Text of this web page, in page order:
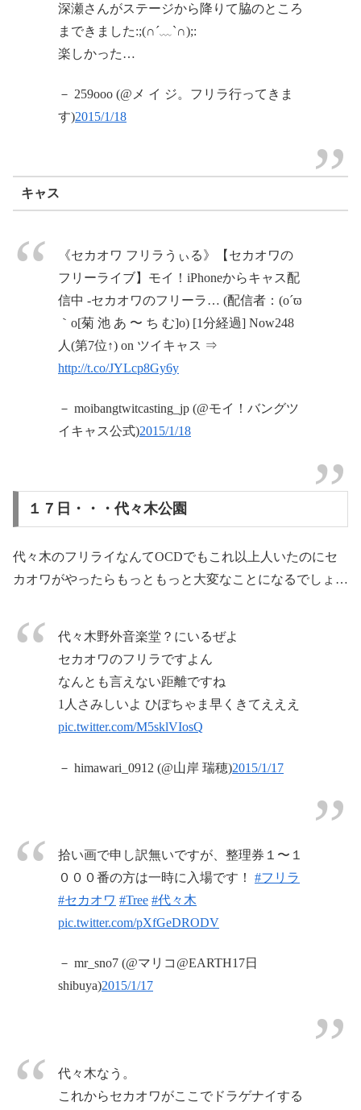
深瀬さんがステージから降りて脇のところ
まできました:;(∩´﹏`∩);:
楽しかった…
－ 259ooo (@メ イ ジ。フリラ行ってきま
す)2015/1/18
キャス
《セカオワ フリラうぃる》【セカオワの
フリーライブ】モイ！iPhoneからキャス配
信中 -セカオワのフリーラ… (配信者：(o´ϖ
｀o[菊 池 あ 〜 ち む]o) [1分経過] Now248
人(第7位↑) on ツイキャス ⇒
http://t.co/JYLcp8Gy6y
－ moibangtwitcasting_jp (@モイ！バングツ
イキャス公式)2015/1/18
１７日・・・代々木公園
代々木のフリライなんてOCDでもこれ以上人いたのにセ
カオワがやったらもっともっと大変なことになるでしょ…
代々木野外音楽堂？にいるぜよ
セカオワのフリラですよん
なんとも言えない距離ですね
1人さみしいよ ひぽちゃま早くきてえええ
pic.twitter.com/M5sklVIosQ
－ himawari_0912 (@山岸 瑞穂)2015/1/17
拾い画で申し訳無いですが、整理券１〜１
０００番の方は一時に入場です！ #フリラ
#セカオワ #Tree #代々木
pic.twitter.com/pXfGeDRODV
－ mr_sno7 (@マリコ@EARTH17日
shibuya)2015/1/17
代々木なう。
これからセカオワがここでドラゲナイする